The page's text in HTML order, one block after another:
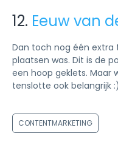
12. Eeuw van
Dan toch nog één
plaatsen was. Dit is de
een hoop geklets. Maar
tenslotte ook belangrijk
CONTENTMARKETING